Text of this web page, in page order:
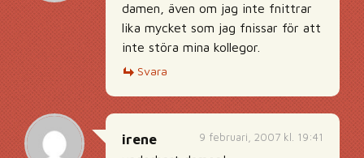
damen, även om jag inte fnittrar
lika mycket som jag fnissar för att
inte störa mina kollegor.
Svara
9 februari, 2007 kl. 19:41
irene